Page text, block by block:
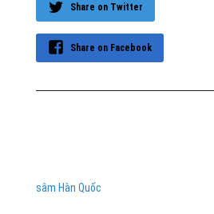
Share on Twitter
Share on Facebook
sâm Hàn Quốc